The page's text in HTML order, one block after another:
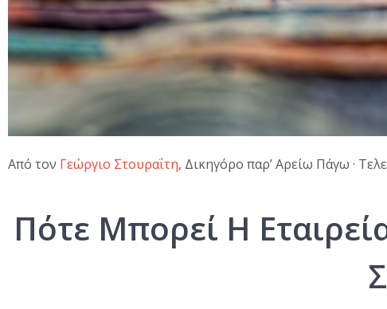
Από τον Γεώργιο Στουραΐτη, Δικηγόρο παρ’ Αρείω Πάγω ·
Πότε Μπορεί Η